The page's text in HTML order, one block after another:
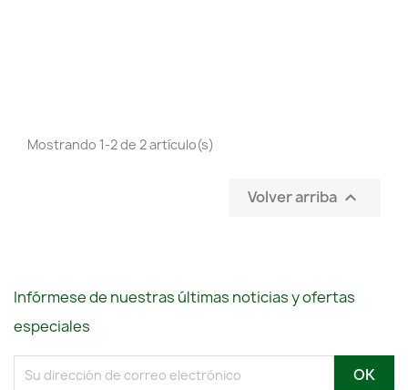
Mostrando 1-2 de 2 artículo(s)
Volver arriba 
Infórmese de nuestras últimas noticias y ofertas
especiales